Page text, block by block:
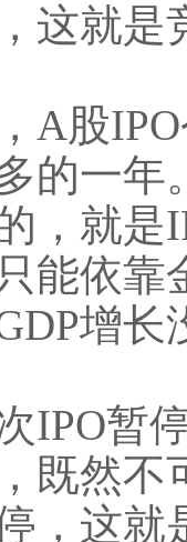
这就是
A股
的一
，就是
能依
增
IPO暂
既然
，这就